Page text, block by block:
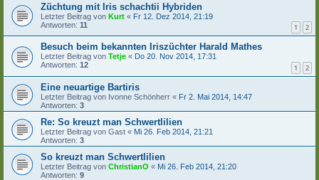
Züchtung mit Iris schachtii Hybriden
Letzter Beitrag von Kurt « Fr 12. Dez 2014, 21:19
Antworten: 11 1 2
Besuch beim bekannten Iriszüchter Harald Mathes
Letzter Beitrag von Tetje « Do 20. Nov 2014, 17:31
Antworten: 12 1 2
Eine neuartige Bartiris
Letzter Beitrag von Ivonne Schönherr « Fr 2. Mai 2014, 14:47
Antworten: 3
Re: So kreuzt man Schwertlilien
Letzter Beitrag von Gast « Mi 26. Feb 2014, 21:21
Antworten: 3
So kreuzt man Schwertlilien
Letzter Beitrag von ChristianO « Mi 26. Feb 2014, 21:20
Antworten: 9